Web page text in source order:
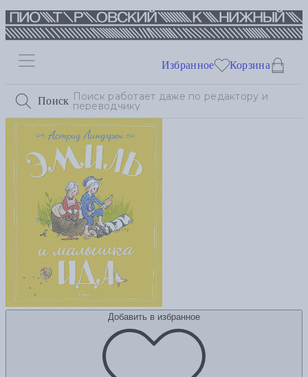
Поиск
Избранное Корзина
Добавить в избранное